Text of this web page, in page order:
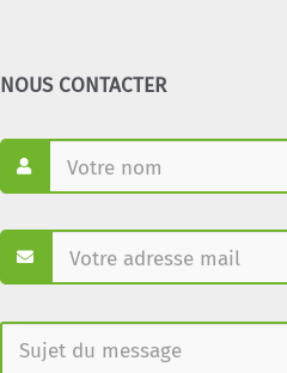
NOUS CONTACTER